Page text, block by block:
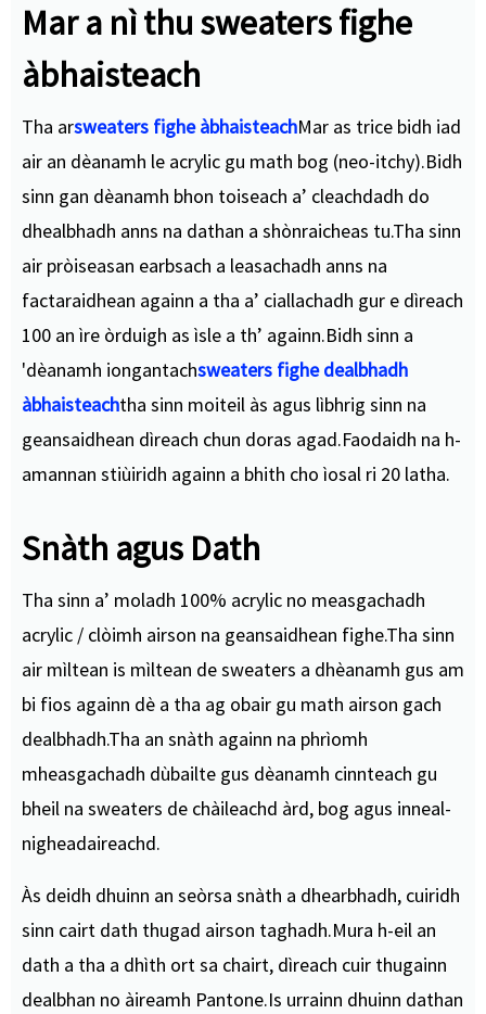
Mar a nì thu sweaters fighe
àbhaisteach
Tha arsweaters fighe àbhaisteachMar as trice bidh iad
air an dèanamh le acrylic gu math bog (neo-itchy).Bidh
sinn gan dèanamh bhon toiseach a’ cleachdadh do
dhealbhadh anns na dathan a shònraicheas tu.Tha sinn
air pròiseasan earbsach a leasachadh anns na
factaraidhean againn a tha a’ ciallachadh gur e dìreach
100 an ìre òrduigh as ìsle a th’ againn.Bidh sinn a
'dèanamh iongantachsweaters fighe dealbhadh
àbhaisteachtha sinn moiteil às agus lìbhrig sinn na
geansaidhean dìreach chun doras agad.Faodaidh na h-
amannan stiùiridh againn a bhith cho ìosal ri 20 latha.
Snàth agus Dath
Tha sinn a’ moladh 100% acrylic no measgachadh
acrylic / clòimh airson na geansaidhean fighe.Tha sinn
air mìltean is mìltean de sweaters a dhèanamh gus am
bi fios againn dè a tha ag obair gu math airson gach
dealbhadh.Tha an snàth againn na phrìomh
mheasgachadh dùbailte gus dèanamh cinnteach gu
bheil na sweaters de chàileachd àrd, bog agus inneal-
nigheadaireachd.
Às deidh dhuinn an seòrsa snàth a dhearbhadh, cuiridh
sinn cairt dath thugad airson taghadh.Mura h-eil an
dath a tha a dhìth ort sa chairt, dìreach cuir thugainn
dealbhan no àireamh Pantone.Is urrainn dhuinn dathan